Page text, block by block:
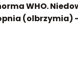
WHO.
(olbrzymia)